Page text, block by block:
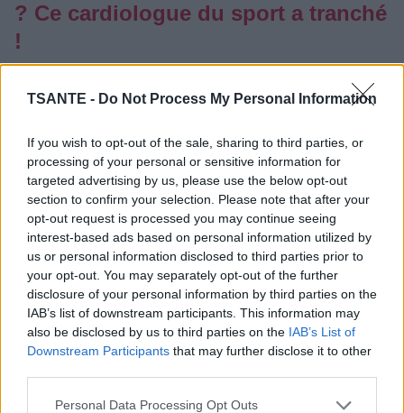
TSANTE - Do Not Process My Personal Information
If you wish to opt-out of the sale, sharing to third parties, or
processing of your personal or sensitive information for
targeted advertising by us, please use the below opt-out
section to confirm your selection. Please note that after your
opt-out request is processed you may continue seeing
interest-based ads based on personal information utilized by
us or personal information disclosed to third parties prior to
your opt-out. You may separately opt-out of the further
disclosure of your personal information by third parties on the
IAB’s list of downstream participants. This information may
also be disclosed by us to third parties on the IAB’s List of
Downstream Participants that may further disclose it to other
Personal Data Processing Opt Outs
? Ce cardiologue du sport a tranché
!
La marche peut suffire pour rester en bonne santé
cardiovasculaire, surtout si elle estrégulière,
complétée.